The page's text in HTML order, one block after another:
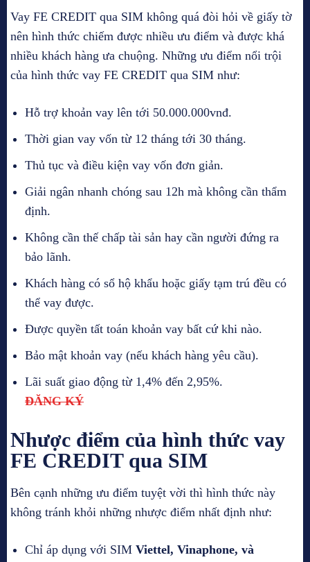
Vay FE CREDIT qua SIM không quá đòi hỏi về giấy tờ
nên hình thức chiếm được nhiều ưu điểm và được khá
nhiều khách hàng ưa chuộng. Những ưu điểm nổi trội
của hình thức vay FE CREDIT qua SIM như:
Hỗ trợ khoản vay lên tới 50.000.000vnđ.
Thời gian vay vốn từ 12 tháng tới 30 tháng.
Thủ tục và điều kiện vay vốn đơn giản.
Giải ngân nhanh chóng sau 12h mà không cần thẩm
định.
Không cần thế chấp tài sản hay cần người đứng ra
bảo lãnh.
Khách hàng có sổ hộ khẩu hoặc giấy tạm trú đều có
thể vay được.
Được quyền tất toán khoản vay bất cứ khi nào.
Bảo mật khoản vay (nếu khách hàng yêu cầu).
Lãi suất giao động từ 1,4% đến 2,95%.
ĐĂNG KÝ
Nhược điểm của hình thức vay
FE CREDIT qua SIM
Bên cạnh những ưu điểm tuyệt vời thì hình thức này
không tránh khỏi những nhược điểm nhất định như:
Chỉ áp dụng với SIM Viettel, Vinaphone, và